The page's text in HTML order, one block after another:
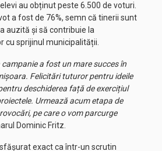
au obținut peste 6.500 de voturi.
a fost de 76%, semn că tinerii sunt
auzită și să contribuie la
cu sprijinul municipalității.
a fost un mare succes în
Felicitări tuturor pentru ideile
deschiderea față de exercițiul
Urmează acum etapa de
pe care o vom parcurge
Dominic Fritz.
exact ca într-un scrutin